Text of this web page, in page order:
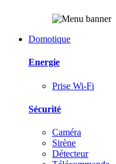
Domotique
Energie
Prise Wi-Fi
Sécurité
Caméra
Sirène
Détecteur